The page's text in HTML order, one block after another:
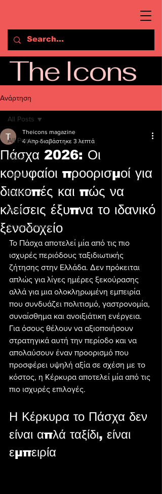
The Icons
Ανάρτηση
All Posts
News
Travel
Opinion
Sport
Entertainment
All Posts
Πάσχα 2026: Οι
κορυφαίοι προορισμοί για
διακοπές και πώς να
κλείσεις έξυπνα το ιδανικό
ξενοδοχείο
Theicons magazine
4 Απρ διαβάστηκε 3 λεπτά
Το Πάσχα αποτελεί μία από τις πιο
ισχυρές περιόδους ταξιδιωτικής
ζήτησης στην Ελλάδα. Δεν πρόκειται
απλώς για λίγες ημέρες ξεκούρασης
αλλά για μια ολοκληρωμένη εμπειρία
που συνδυάζει πολιτισμό, γαστρονομία,
συναίσθημα και ανοιξιάτικη ενέργεια.
Για όσους θέλουν να αξιοποιήσουν
στρατηγικά αυτή την περίοδο και να
απολαύσουν έναν προορισμό που
προσφέρει υψηλή αξία σε σχέση με το
κόστος, η Κέρκυρα αποτελεί μία από τις
πιο ισχυρές επιλογές.
Η Κέρκυρα το Πάσχα δεν
είναι απλά ταξίδι, είναι
εμπειρία